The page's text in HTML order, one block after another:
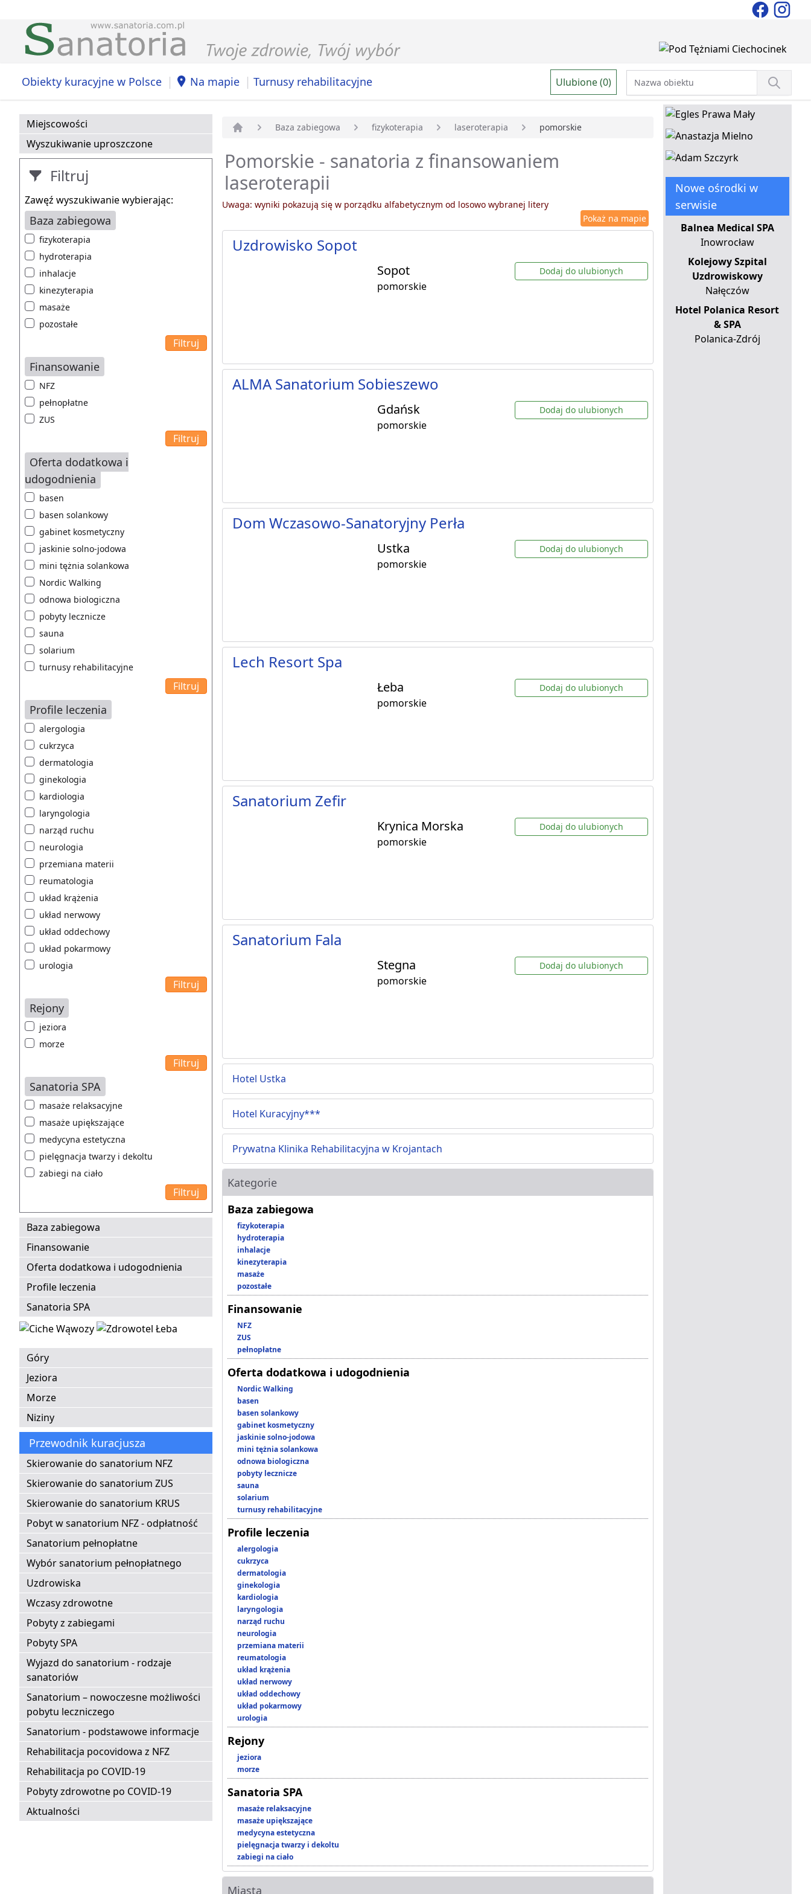
Obiekty kuracyjne w Polsce | Na mapie | Turnusy rehabilitacyjne Ulubione (0)
Miejscowości
Wyszukiwanie uproszczone
Filtruj
Zawęź wyszukiwanie wybierając:
Baza zabiegowa
fizykoterapia
hydroterapia
inhalacje
kinezyterapia
masaże
pozostałe
Finansowanie
NFZ
pełnopłatne
ZUS
Oferta dodatkowa i
udogodnienia
basen
basen solankowy
gabinet kosmetyczny
jaskinie solno-jodowa
mini tężnia solankowa
Nordic Walking
odnowa biologiczna
pobyty lecznicze
sauna
solarium
turnusy rehabilitacyjne
Profile leczenia
alergologia
cukrzyca
dermatologia
ginekologia
kardiologia
laryngologia
narząd ruchu
neurologia
przemiana materii
reumatologia
układ krążenia
układ nerwowy
układ oddechowy
układ pokarmowy
urologia
Rejony
jeziora
morze
Sanatoria SPA
masaże relaksacyjne
masaże upiększające
medycyna estetyczna
pielęgnacja twarzy i dekoltu
zabiegi na ciało
Baza zabiegowa
Finansowanie
Oferta dodatkowa i udogodnienia
Profile leczenia
Sanatoria SPA
Góry
Jeziora
Morze
Niziny
Przewodnik kuracjusza
Skierowanie do sanatorium NFZ
Skierowanie do sanatorium ZUS
Skierowanie do sanatorium KRUS
Pobyt w sanatorium NFZ - odpłatność
Sanatorium pełnopłatne
Wybór sanatorium pełnopłatnego
Uzdrowiska
Wczasy zdrowotne
Pobyty z zabiegami
Pobyty SPA
Wyjazd do sanatorium - rodzaje
sanatoriów
Sanatorium – nowoczesne możliwości
pobytu leczniczego
Sanatorium - podstawowe informacje
Rehabilitacja pocovidowa z NFZ
Rehabilitacja po COVID-19
Pobyty zdrowotne po COVID-19
Aktualności
Baza zabiegowa fizykoterapia laseroterapia pomorskie
Pomorskie - sanatoria z finansowaniem
laseroterapii
Uwaga: wyniki pokazują się w porządku alfabetycznym od losowo wybranej litery
Pokaż na mapie
Uzdrowisko Sopot
Sopot
pomorskie
Dodaj do ulubionych
ALMA Sanatorium Sobieszewo
Gdańsk
pomorskie
Dodaj do ulubionych
Dom Wczasowo-Sanatoryjny Perła
Ustka
pomorskie
Dodaj do ulubionych
Lech Resort Spa
Łeba
pomorskie
Dodaj do ulubionych
Sanatorium Zefir
Krynica Morska
pomorskie
Dodaj do ulubionych
Sanatorium Fala
Stegna
pomorskie
Dodaj do ulubionych
Hotel Ustka
Hotel Kuracyjny***
Prywatna Klinika Rehabilitacyjna w Krojantach
Kategorie
Baza zabiegowa
fizykoterapia
hydroterapia
inhalacje
kinezyterapia
masaże
pozostałe
Finansowanie
NFZ
ZUS
pełnopłatne
Oferta dodatkowa i udogodnienia
Nordic Walking
basen
basen solankowy
gabinet kosmetyczny
jaskinie solno-jodowa
mini tężnia solankowa
odnowa biologiczna
pobyty lecznicze
sauna
solarium
turnusy rehabilitacyjne
Profile leczenia
alergologia
cukrzyca
dermatologia
ginekologia
kardiologia
laryngologia
narząd ruchu
neurologia
przemiana materii
reumatologia
układ krążenia
układ nerwowy
układ oddechowy
układ pokarmowy
urologia
Rejony
jeziora
morze
Sanatoria SPA
masaże relaksacyjne
masaże upiększające
medycyna estetyczna
pielęgnacja twarzy i dekoltu
zabiegi na ciało
Miasta
Nowe ośrodki w
serwisie
Balnea Medical SPA
Inowrocław
Kolejowy Szpital
Uzdrowiskowy
Nałęczów
Hotel Polanica Resort
& SPA
Polanica-Zdrój